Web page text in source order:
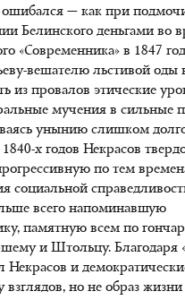
ошибался — как при
Белинского деньгами во
«Современника» в 1847
вешателю льстивой оды
из провалов этические
мучения в сильные
унынию слишком
х годов Некрасов
по тем
социальной
всего напоминавшую
памятную всем по
и Штольцу. Благодаря
Некрасов и
но не образ жизни